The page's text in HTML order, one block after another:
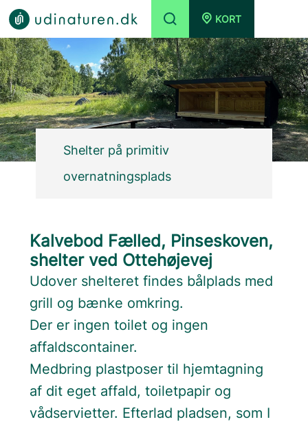
KORT
Shelter på primitiv
overnatningsplads
Kalvebod Fælled, Pinseskoven,
shelter ved Ottehøjevej
Udover shelteret findes bålplads med
grill og bænke omkring.
Der er ingen toilet og ingen
affaldscontainer.
Medbring plastposer til hjemtagning
af dit eget affald, toiletpapir og
vådservietter. Efterlad pladsen, som I